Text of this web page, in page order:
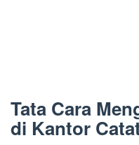
Tata Cara
di Kantor